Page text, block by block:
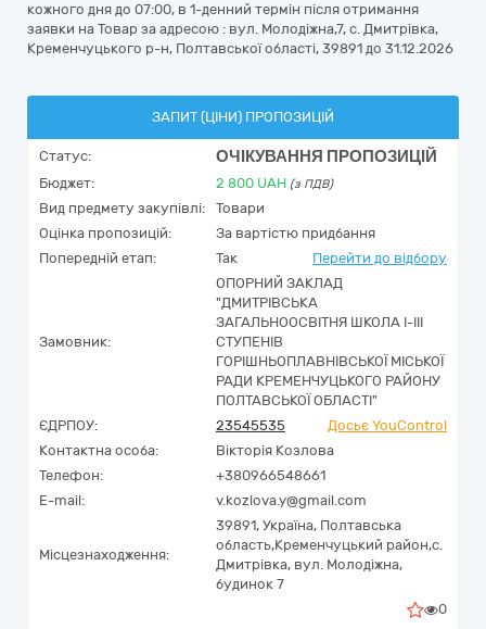
кожного дня до 07:00, в 1-денний термін після отримання
заявки на Товар за адресою : вул. Молодіжна,7, с. Дмитрівка,
Кременчуцького р-н, Полтавської області, 39891 до 31.12.2026
ЗАПИТ (ЦІНИ) ПРОПОЗИЦІЙ
Статус: ОЧІКУВАННЯ ПРОПОЗИЦІЙ
Бюджет: 2 800 UAH (з ПДВ)
Вид предмету закупівлі:
Товари
Оцінка пропозицій:
За вартістю придбання
Попередній етап:
Так Перейти до відбору
Замовник:
ОПОРНИЙ ЗАКЛАД
"ДМИТРІВСЬКА
ЗАГАЛЬНООСВІТНЯ ШКОЛА І-ІІІ
СТУПЕНІВ
ГОРІШНЬОПЛАВНІВСЬКОЇ МІСЬКОЇ
РАДИ КРЕМЕНЧУЦЬКОГО РАЙОНУ
ПОЛТАВСЬКОЇ ОБЛАСТІ"
ЄДРПОУ:
23545535
Досьє YouControl
Контактна особа:
Вікторія Козлова
Телефон:
+380966548661
E-mail:
v.kozlova.y@gmail.com
Місцезнаходження:
39891, Україна, Полтавська
область,Кременчуцький район,с.
Дмитрівка, вул. Молодіжна,
будинок 7
0